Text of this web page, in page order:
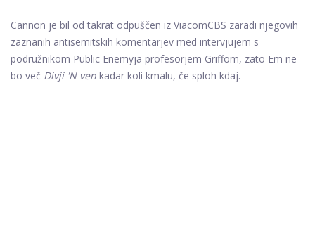
Cannon je bil od takrat odpuščen iz ViacomCBS zaradi njegovih
zaznanih antisemitskih komentarjev med intervjujem s
podružnikom Public Enemyja profesorjem Griffom, zato Em ne
bo več Divji 'N ven kadar koli kmalu, če sploh kdaj.